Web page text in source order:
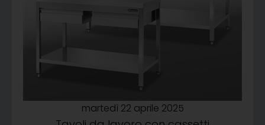
martedì 22 aprile 2025